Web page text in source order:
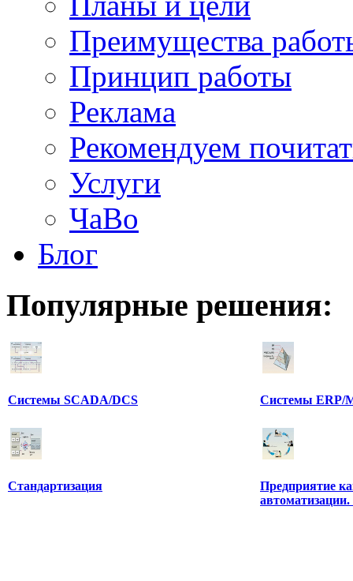
Преимущества
Принцип работы
Реклама
Рекомендуем
Услуги
ЧаВо
Блог
Популярные решения:
Системы SCADA/DCS Системы ERP/
Стандартизация
Предприятие